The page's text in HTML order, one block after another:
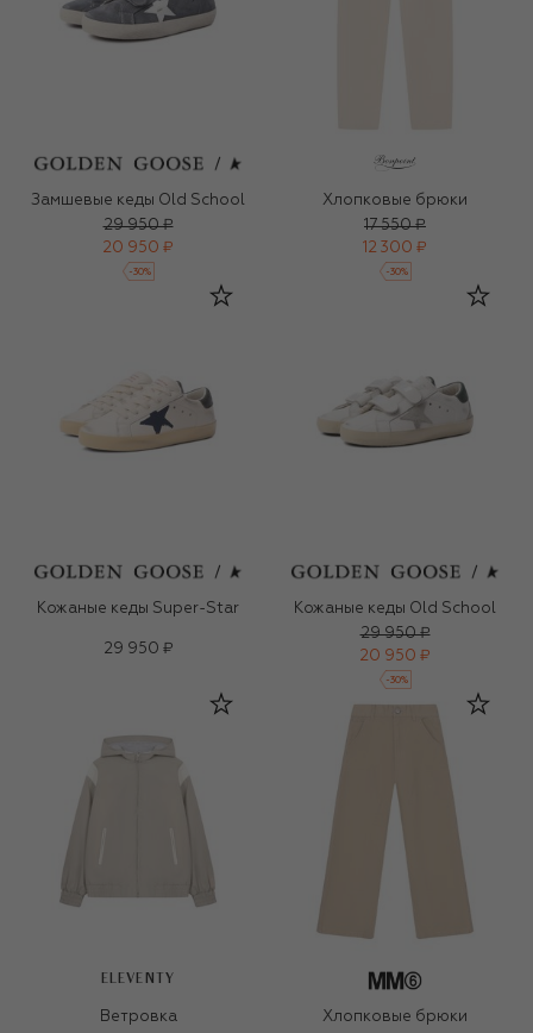
Замшевые кеды Old School
29 950 ₽
20 950 ₽
-30%
Хлопковые брюки
17 550 ₽
12 300 ₽
-30%
Кожаные кеды Super-Star
29 950 ₽
Кожаные кеды Old School
29 950 ₽
20 950 ₽
-30%
ELEVENTY
Ветровка
Хлопковые брюки